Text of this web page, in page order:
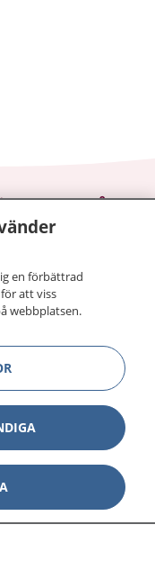
och vård
information om
kan kontakta.
göra dina
1177 för
Visa
Visa
en förbättrad
att viss
webbplatsen.